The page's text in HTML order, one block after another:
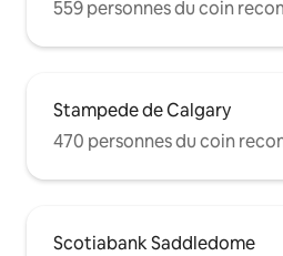
559 personnes du coin
Stampede de Calgary
470 personnes du coin
Scotiabank Saddledome